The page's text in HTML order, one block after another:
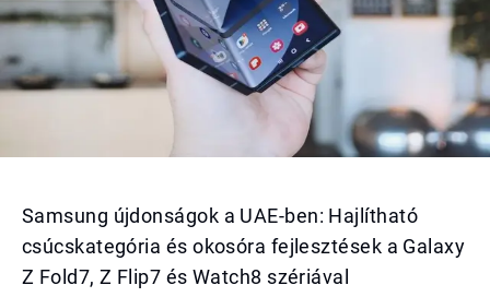
Samsung újdonságok a UAE-ben: Hajlítható
csúcskategória és okosóra fejlesztések a Galaxy
Z Fold7, Z Flip7 és Watch8 szériával